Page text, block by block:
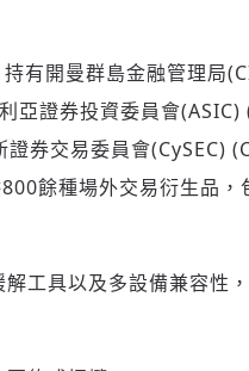
有開曼群島金融管理局
亞證券投資委員會
券交易委員會(CySEC)
餘種場外交易衍生品，
工具以及多設備兼容性